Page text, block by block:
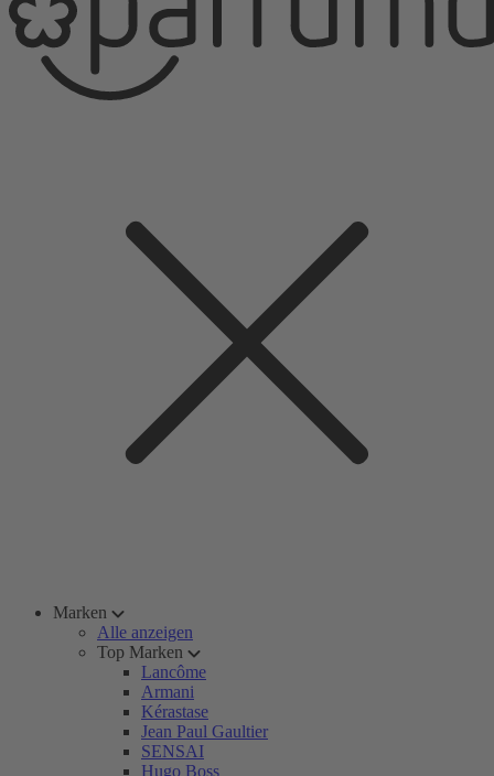
Marken
Alle anzeigen
Top Marken
Lancôme
Armani
Kérastase
Jean Paul Gaultier
SENSAI
Hugo Boss